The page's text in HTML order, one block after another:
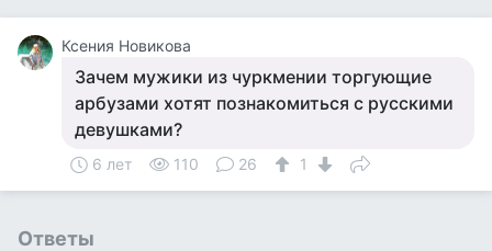
Ксения Новикова
Зачем мужики из чуркмении торгующие
арбузами хотят познакомиться с русскими
девушками?
6 лет 110 26 1
Ответы